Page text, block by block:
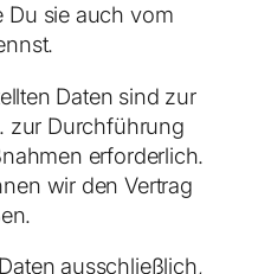
Du sie auch vom
Daten sind zur
zur Durchführung
erforderlich.
wir den Vertrag
ausschließlich,